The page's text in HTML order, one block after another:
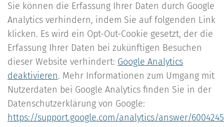
Sie können die Erfassung Ihrer Daten durch Google
Analytics verhindern, indem Sie auf folgenden Link
klicken. Es wird ein Opt-Out-Cookie gesetzt, der die
Erfassung Ihrer Daten bei zukünftigen Besuchen
dieser Website verhindert: Google Analytics
deaktivieren. Mehr Informationen zum Umgang mit
Nutzerdaten bei Google Analytics finden Sie in der
Datenschutzerklärung von Google:
https://support.google.com/analytics/answer/